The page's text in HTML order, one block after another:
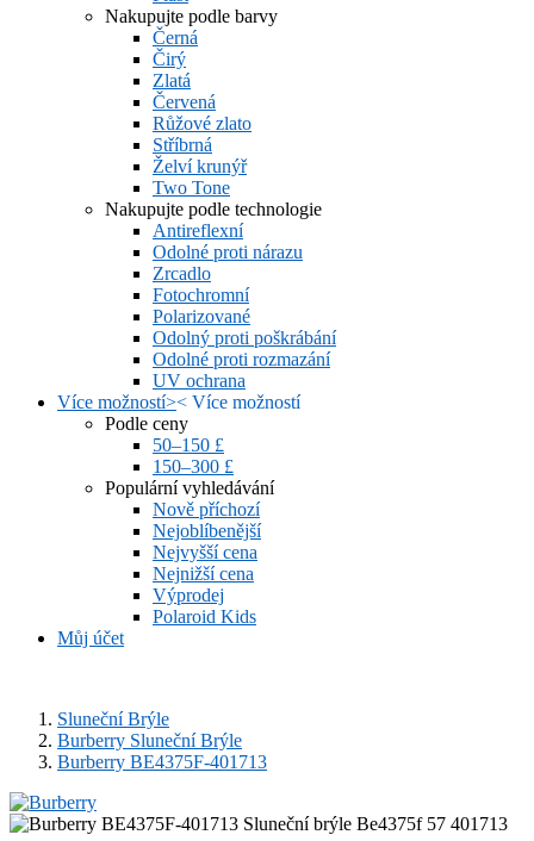
Nakupujte podle barvy
Černá
Čirý
Zlatá
Červená
Růžové zlato
Stříbrná
Želví krunýř
Two Tone
Nakupujte podle technologie
Antireflexní
Odolné proti nárazu
Zrcadlo
Fotochromní
Polarizované
Odolný proti poškrábání
Odolné proti rozmazání
UV ochrana
Více možností>< Více možností
Podle ceny
50–150 £
150–300 £
Populární vyhledávání
Nově příchozí
Nejoblíbenější
Nejvyšší cena
Nejnižší cena
Výprodej
Polaroid Kids
Můj účet
Sluneční Brýle
Burberry Sluneční Brýle
Burberry BE4375F-401713